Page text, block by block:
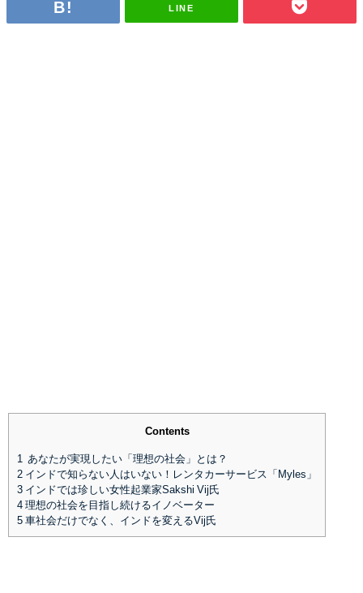
LINE
Contents
1
あなたが実現したい「理想の社会」とは？
2 インドで知らない人はいない！レンタカーサービス「Myles」
3 インドでは珍しい女性起業家Sakshi Vij氏
4 理想の社会を目指し続けるイノベーター
5 車社会だけでなく、インドを変えるVij氏